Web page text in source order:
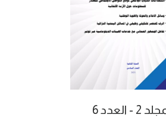
2 - العدد 6